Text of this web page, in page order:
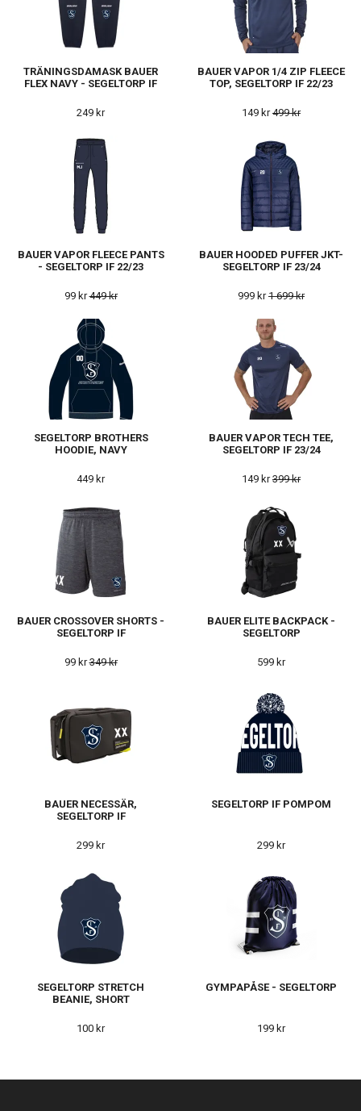
TRÄNINGSDAMASK BAUER
FLEX NAVY - SEGELTORP IF
249 kr
BAUER VAPOR 1/4 ZIP FLEECE
TOP, SEGELTORP IF 22/23
149 kr499 kr
BAUER VAPOR FLEECE PANTS
- SEGELTORP IF 22/23
99 kr449 kr
BAUER HOODED PUFFER JKT-
SEGELTORP IF 23/24
999 kr1 699 kr
SEGELTORP BROTHERS
HOODIE, NAVY
449 kr
BAUER VAPOR TECH TEE,
SEGELTORP IF 23/24
149 kr399 kr
BAUER CROSSOVER SHORTS -
SEGELTORP IF
99 kr349 kr
BAUER ELITE BACKPACK -
SEGELTORP
599 kr
BAUER NECESSÄR,
SEGELTORP IF
299 kr
SEGELTORP IF POMPOM
299 kr
SEGELTORP STRETCH
BEANIE, SHORT
100 kr
GYMPAPÅSE - SEGELTORP
199 kr